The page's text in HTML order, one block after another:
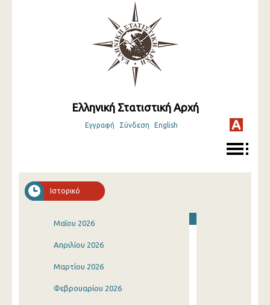
Ελληνική Στατιστική Αρχή
Εγγραφή Σύνδεση English
Ιστορικό
Μαΐου 2026
Απριλίου 2026
Μαρτίου 2026
Φεβρουαρίου 2026